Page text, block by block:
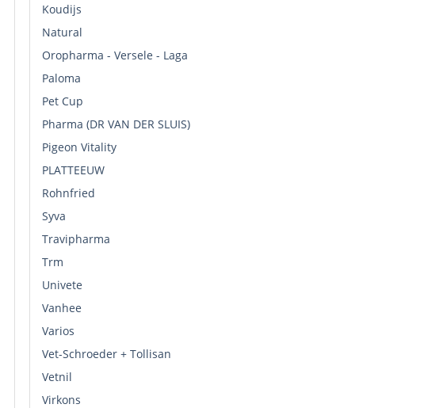
Koudijs
Natural
Oropharma - Versele - Laga
Paloma
Pet Cup
Pharma (DR VAN DER SLUIS)
Pigeon Vitality
PLATTEEUW
Rohnfried
Syva
Travipharma
Trm
Univete
Vanhee
Varios
Vet-Schroeder + Tollisan
Vetnil
Virkons